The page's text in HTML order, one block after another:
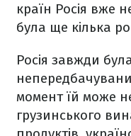
країн Росія вже
була ще кілька
Росія завжди
момент їй може
грузинського